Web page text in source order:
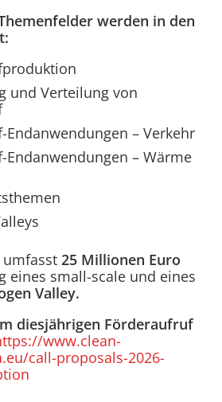
werden in den
und Verteilung von
Endanwendungen – Verkehr
Endanwendungen – Wärme
25 Millionen Euro
eines small-scale und eines
Valley.
diesjährigen Förderaufruf
www.clean-
call-proposals-2026-